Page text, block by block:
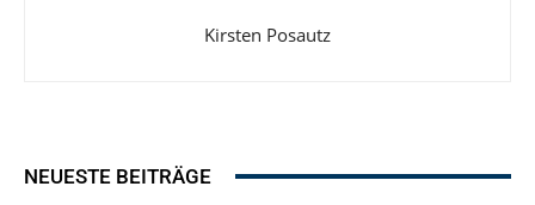
Kirsten Posautz
NEUESTE BEITRÄGE